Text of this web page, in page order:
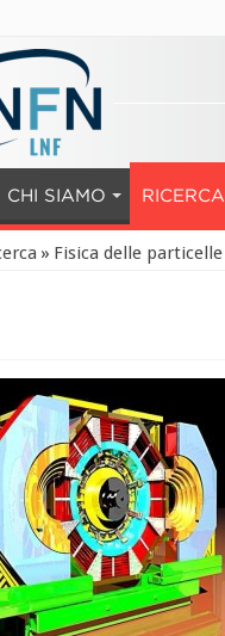
CHI SIAMO RICERCA
» Fisica delle particelle